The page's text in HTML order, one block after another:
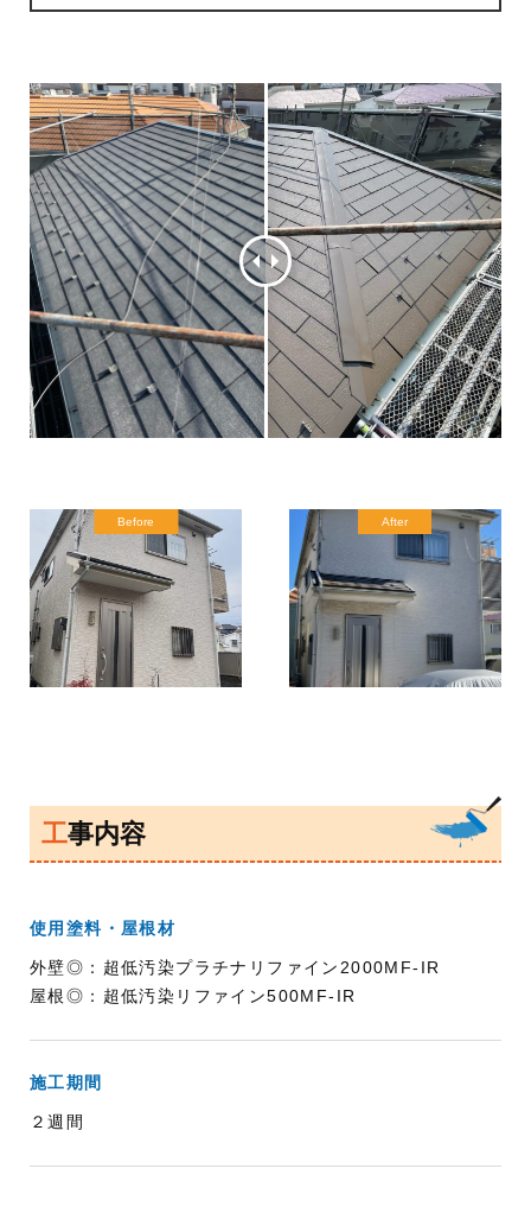
Before After
工事内容
使用塗料・屋根材
外壁◎：超低汚染プラチナリファイン2000MF-IR
屋根◎：超低汚染リファイン500MF-IR
施工期間
２週間